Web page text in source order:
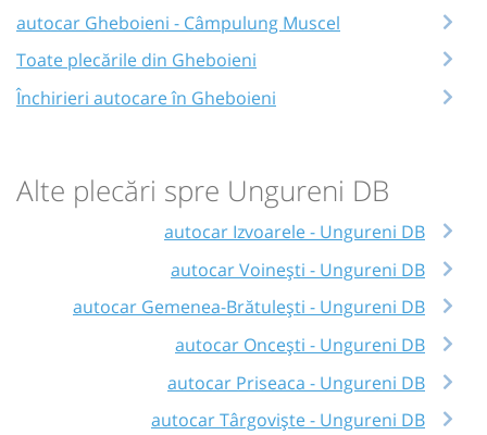
autocar Gheboieni - Câmpulung Muscel
Toate plecările din Gheboieni
Închirieri autocare în Gheboieni
Alte plecări spre Ungureni DB
autocar Izvoarele - Ungureni DB
autocar Voinești - Ungureni DB
autocar Gemenea-Brătulești - Ungureni DB
autocar Oncești - Ungureni DB
autocar Priseaca - Ungureni DB
autocar Târgoviște - Ungureni DB